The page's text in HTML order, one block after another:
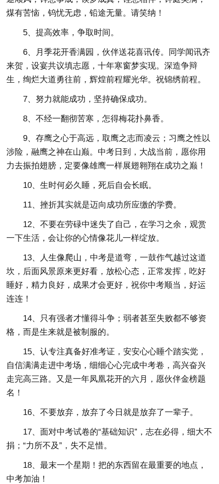
煤有苦恼，钨忧无虑，铅途无量。请笑纳！
5、提高效率，争取时间。
6、月季花开香满园，伙伴送花喜讯传。同学闻讯齐
来贺，设宴共议填志愿，十年寒窗梦实现。深造争辩
生，绚烂大道勇往前，辉煌前程耀光华。祝锦绣前程。
7、努力就能成功，坚持确保成功。
8、不经一翻彻苦寒，怎得梅花扑鼻香。
9、存鹰之心于高远，取鹰之志而凌云；习鹰之性以
涉险，融鹰之神在山巅。中考日到，大战当前，愿你用
力去振拍翅膀，定要像雄鹰一样展翅翱翔在成功之巅！
10、生时何必久睡，死后自会长眠。
11、挫折其实就是迈向成功所应缴的学费。
12、不要在劳碌中迷失了自己，在学习之余，观赏
一下生活，会让你的心情像花儿一样绽放。
13、人生像爬山，中考是道弯，一鼓作气越过这道
坎，后面风景原来更好看，放松心态，正常发挥，吃好
睡好，精力良好，成果才会更好，祝你中考顺当，好运
连连！
14、只有强者才懂得斗争；弱者甚至失败都不够资
格，而是生来就是被制服的。
15、认专注真备好准考证，安安心心睡个踏实觉，
自信满满走进中考场，细细心心完成中考卷，高兴奋兴
走完高三路。又是一年凤凰花开的六月，愿伙伴金榜题
名！
16、不要放弃，放弃了今日就是放弃了一辈子。
17、面对中考试卷的“基础知识”，志在必得，细大不
捐；“力所不及”，失不足惜。
18、最末一个星期！把的东西留在最重要的地点，
中考加油！